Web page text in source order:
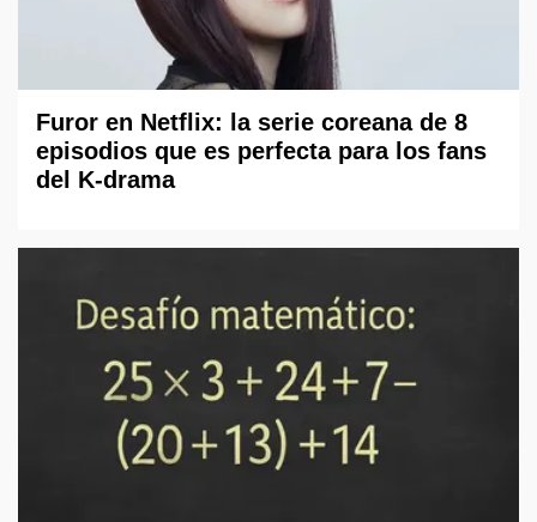
Furor en Netflix: la serie coreana de 8
episodios que es perfecta para los fans
del K-drama